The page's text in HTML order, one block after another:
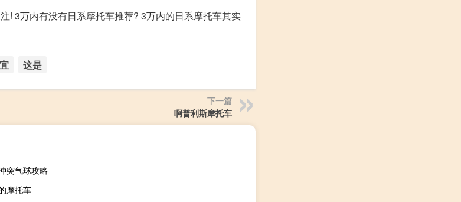
! 3万内有没有日系摩托车推荐? 3万内的日系摩托车其实
这是
下一篇
啊普利斯摩托车
突气球攻略
摩托车